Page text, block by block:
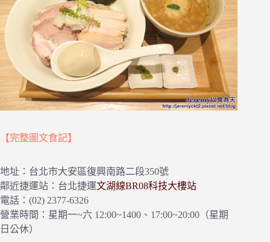
【完整圖文食記】
地址：台北市大安區復興南路二段350號
鄰近捷運站：台北捷運文湖線BR08科技大樓站
電話：(02) 2377-6326
營業時間：星期一~六 12:00~1400、17:00~20:00（星期
日公休）